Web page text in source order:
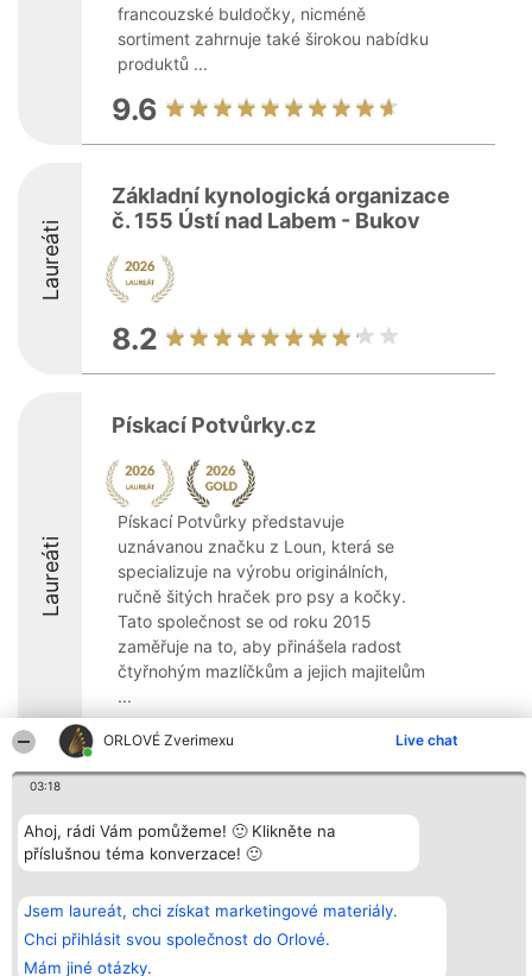
ORLOVÉ Zverimexu Live chat
03:18
Ahoj, rádi Vám pomůžeme! 🙂 Klikněte na
příslušnou téma konverzace! 🙂
Jsem laureát, chci získat marketingové materiály.
Chci přihlásit svou společnost do Orlové.
Mám jiné otázky.
francouzské buldočky, nicméně
sortiment zahrnuje také širokou nabídku
produktů ...
9.6
Laureáti
Základní kynologická organizace
č. 155 Ústí nad Labem - Bukov
8.2
Laureáti
Pískací Potvůrky.cz
Pískací Potvůrky představuje
uznávanou značku z Loun, která se
specializuje na výrobu originálních,
ručně šitých hraček pro psy a kočky.
Tato společnost se od roku 2015
zaměřuje na to, aby přinášela radost
čtyřnohým mazlíčkům a jejich majitelům
...
9.8
Organizátor hlasování
Bright Side Solutions sp. z o.
o. sp. k.
Wrocław 50-079
KRS 0000749100 | Regon
381313360 | NIP 8943132676
Plebiscyt
Vítězové
Seznam všech
Zásady
Pravidla
Zásady
ochrany